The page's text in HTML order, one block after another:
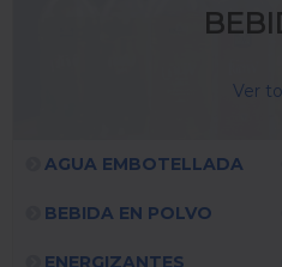
Ver
AGUA EMBOTELLADA
BEBIDA EN POLVO
ENERGIZANTES